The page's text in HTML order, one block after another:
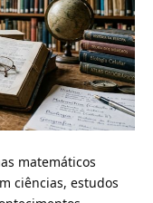
matemáticos
ciências, estudos